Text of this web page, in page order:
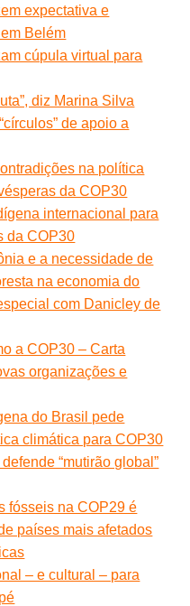
expectativa e
Belém
cúpula virtual para
diz Marina Silva
de apoio a
na política
da COP30
internacional para
da COP30
e a necessidade de
na economia do
com Danicley de
a COP30 – Carta
organizações e
do Brasil pede
climática para COP30
“mutirão global”
fósseis na COP29 é
países mais afetados
– e cultural – para